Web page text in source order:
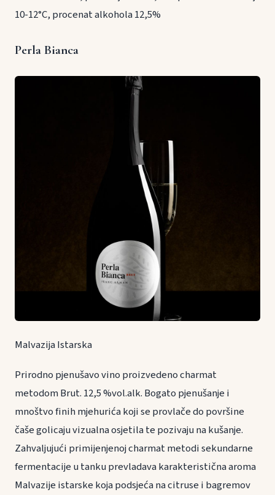
10-12°C, procenat alkohola 12,5%
Perla Bianca
Malvazija Istarska
Prirodno pjenušavo vino proizvedeno charmat
metodom Brut. 12,5 %vol.alk. Bogato pjenušanje i
mnoštvo finih mjehurića koji se provlače do površine
čaše golicaju vizualna osjetila te pozivaju na kušanje.
Zahvaljujući primijenjenoj charmat metodi sekundarne
fermentacije u tanku prevladava karakteristična aroma
Malvazije istarske koja podsjeća na citruse i bagremov